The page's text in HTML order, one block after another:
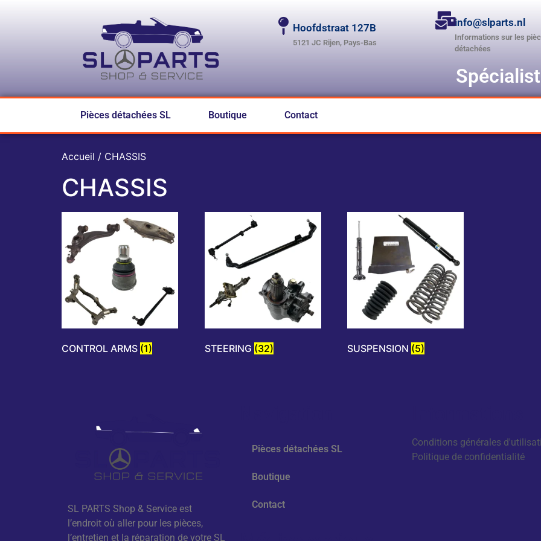
Hoofdstraat 127B
5121 JC Rijen, Pays-Bas
info@slparts.nl
Informations sur les
détachées
Pièces détachées SL Boutique Contact
Accueil / CHASSIS
CHASSIS
CONTROL ARMS (1) STEERING (32) SUSPENSION (5)
SL PARTS Shop & Service est
l’endroit où aller pour les pièces,
l’entretien et la réparation de votre SL
Pièces détachées SL
Boutique
Contact
Conditions générales
Politique de confidentialité